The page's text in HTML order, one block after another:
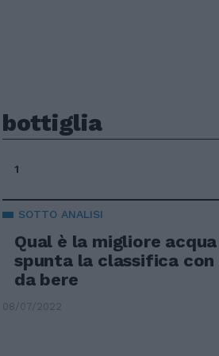
bottiglia
1
SOTTO ANALISI
Qual è la migliore
spunta la classifica con
da bere
08/07/2022